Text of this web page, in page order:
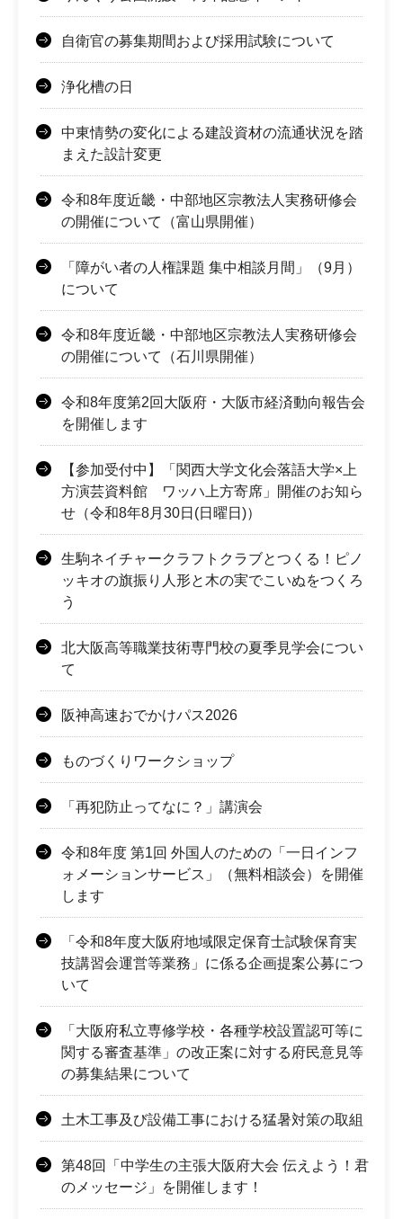
自衛官の募集期間および採用試験について
浄化槽の日
中東情勢の変化による建設資材の流通状況を踏
まえた設計変更
令和8年度近畿・中部地区宗教法人実務研修会
の開催について（富山県開催）
「障がい者の人権課題 集中相談月間」（9月）
について
令和8年度近畿・中部地区宗教法人実務研修会
の開催について（石川県開催）
令和8年度第2回大阪府・大阪市経済動向報告会
を開催します
【参加受付中】「関西大学文化会落語大学×上
方演芸資料館 ワッハ上方寄席」開催のお知ら
せ（令和8年8月30日(日曜日)）
生駒ネイチャークラフトクラブとつくる！ピノ
ッキオの旗振り人形と木の実でこいぬをつくろ
う
北大阪高等職業技術専門校の夏季見学会につい
て
阪神高速おでかけパス2026
ものづくりワークショップ
「再犯防止ってなに？」講演会
令和8年度 第1回 外国人のための「一日インフ
ォメーションサービス」（無料相談会）を開催
します
「令和8年度大阪府地域限定保育士試験保育実
技講習会運営等業務」に係る企画提案公募につ
いて
「大阪府私立専修学校・各種学校設置認可等に
関する審査基準」の改正案に対する府民意見等
の募集結果について
土木工事及び設備工事における猛暑対策の取組
第48回「中学生の主張大阪府大会 伝えよう！君
のメッセージ」を開催します！